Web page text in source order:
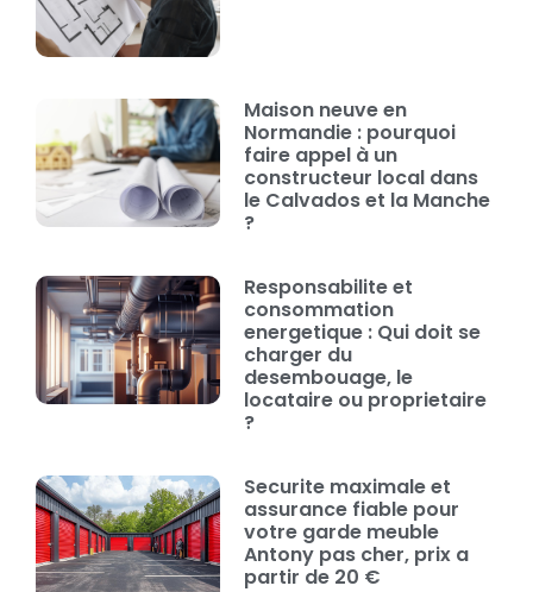
Maison neuve en
Normandie : pourquoi
faire appel à un
constructeur local dans
le Calvados et la Manche
?
Responsabilite et
consommation
energetique : Qui doit se
charger du
desembouage, le
locataire ou proprietaire
?
Securite maximale et
assurance fiable pour
votre garde meuble
Antony pas cher, prix a
partir de 20 €